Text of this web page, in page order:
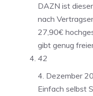
DAZN ist
nach
27,90€
gibt genug
42
4. Dezember
Einfach selbst